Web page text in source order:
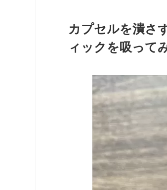
カプセルを潰さ
ィックを吸って